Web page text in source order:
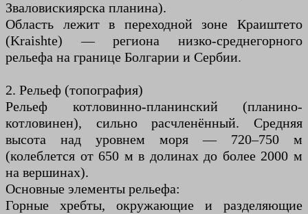
Зваловискиярска планина).
Область лежит в переходной зоне Краиштето
(Kraishte) — региона низко-среднегорного
рельефа на границе Болгарии и Сербии.
2. Рельеф (топография)
Рельеф котловинно-планинский (планино-
котловинен), сильно расчленённый. Средняя
высота над уровнем моря — 720–750 м
(колеблется от 650 м в долинах до более 2000 м
на вершинах).
Основные элементы рельефа:
Горные хребты, окружающие и разделяющие